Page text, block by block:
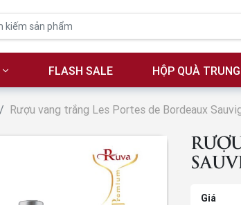
FLASH SALE HỘP QUÀ
Rượu vang trắng Les Portes de Bordeaux
Giá